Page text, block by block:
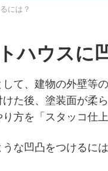
には？
ハウスに
て、建物の外壁等
た後、塗装面が柔
方を「スタッコ仕
うな凹凸をつけるに